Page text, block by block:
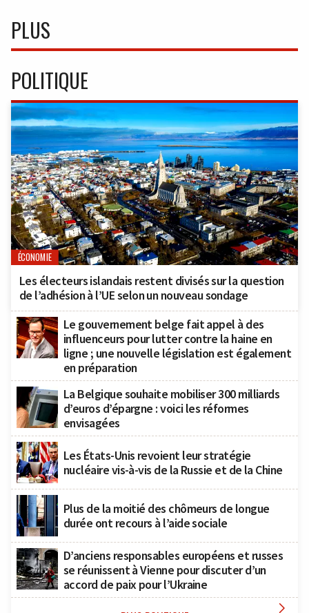
PLUS
POLITIQUE
ÉCONOMIE
Les électeurs islandais restent divisés sur la question
de l’adhésion à l’UE selon un nouveau sondage
Le gouvernement belge fait appel à des
influenceurs pour lutter contre la haine en
ligne ; une nouvelle législation est également
en préparation
La Belgique souhaite mobiliser 300 milliards
d’euros d’épargne : voici les réformes
envisagées
Les États-Unis revoient leur stratégie
nucléaire vis-à-vis de la Russie et de la Chine
Plus de la moitié des chômeurs de longue
durée ont recours à l’aide sociale
D’anciens responsables européens et russes
se réunissent à Vienne pour discuter d’un
accord de paix pour l’Ukraine
